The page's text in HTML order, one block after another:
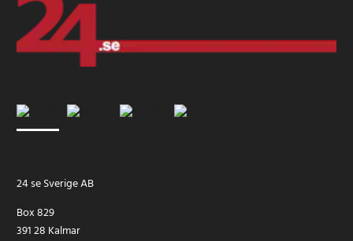
24 se Sverige AB
Box 829
391 28 Kalmar